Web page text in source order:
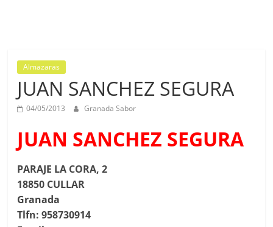
Almazaras
JUAN SANCHEZ SEGURA
04/05/2013 Granada Sabor
JUAN SANCHEZ SEGURA
PARAJE LA CORA, 2
18850 CULLAR
Granada
Tlfn: 958730914